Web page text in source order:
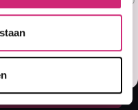
Maps
korting!